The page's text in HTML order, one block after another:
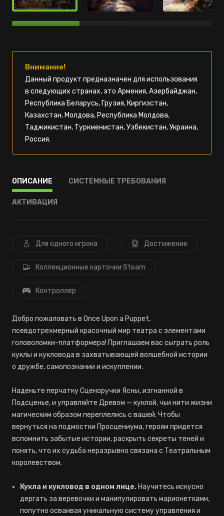
Внимание!
Данный продукт предназначен для использования
в следующих странах, это Армения, Азербайджан,
Республика Беларусь, Грузия, Киргизстан,
Казахстан, Молдова, Республика Молдова,
Таджикистан, Туркменистан, Узбекистан, Украина,
Россия.
ОПИСАНИЕ СИСТЕМНЫЕ ТРЕБОВАНИЯ
АКТИВАЦИЯ
Для одного игрока Достижения
Коллекционные карточки Steam
Контроллер
Добро пожаловать в Once Upon a Puppet,
псевдотрехмерный красочный мир театра с элементами
головоломки-платформера! Приглашаем вас сыграть роль
куклы и кукловода в захватывающей волшебной истории
о дружбе, самопознании и искуплении.
Наденьте перчатку Сценоручки Ясны, изгнанной в
Подсценье, и управляйте Древом — куклой, чьи нити жизни
магическим образом переплелись с вашей. Чтобы
вернуться на подмостки Просцениума, героям придется
вспомнить забытые истории, раскрыть секреты теней и
понять, что их судьба неразрывно связана с Театральным
королевством.
Кукла и кукловод в одном лице. Научитесь искусно
дергать за веревочки и манипулировать марионетками,
попутно осваивая уникальную систему управления и